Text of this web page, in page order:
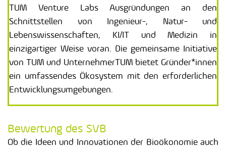
TUM Venture Labs Ausgründungen an den
Schnittstellen von Ingenieur-, Natur- und
Lebenswissenschaften, KI/IT und Medizin in
einzigartiger Weise voran. Die gemeinsame Initiative
von TUM und UnternehmerTUM bietet Gründer*innen
ein umfassendes Ökosystem mit den erforderlichen
Entwicklungsumgebungen.
Bewertung des SVB
Ob die Ideen und Innovationen der Bioökonomie auch